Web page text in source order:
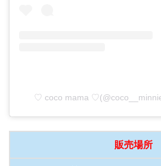
♡ coco mama
販売場所